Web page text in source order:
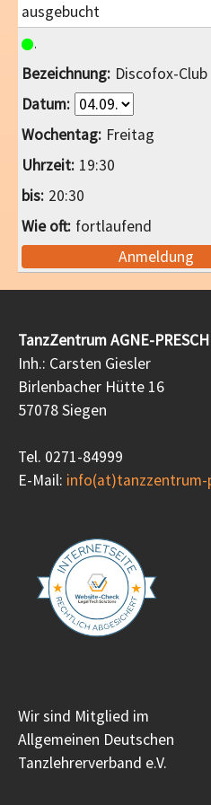
ausgebucht
Discofox-Club
Freitag
19:30
20:30
fortlaufend
Anmeldung
TanzZentrum AGNE-
Inh.: Carsten Giesler
Birlenbacher Hütte 16
57078 Siegen
Tel. 0271-84999
E-Mail: info(at)tanzzentrum-
Wir sind Mitglied im
Allgemeinen Deutschen
Tanzlehrerverband e.V.